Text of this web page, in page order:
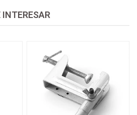
INTERESAR